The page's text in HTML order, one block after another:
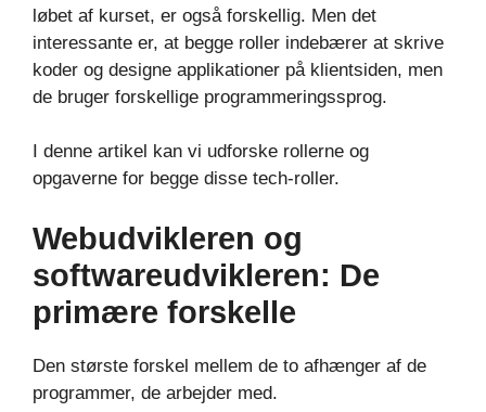
løbet af kurset, er også forskellig. Men det
interessante er, at begge roller indebærer at skrive
koder og designe applikationer på klientsiden, men
de bruger forskellige programmeringssprog.
I denne artikel kan vi udforske rollerne og
opgaverne for begge disse tech-roller.
Webudvikleren og
softwareudvikleren: De
primære forskelle
Den største forskel mellem de to afhænger af de
programmer, de arbejder med.